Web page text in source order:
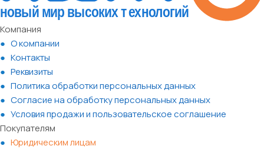
Компания
О компании
Контакты
Реквизиты
Политика обработки персональных данных
Согласие на обработку персональных данных
Условия продажи и пользовательское соглашение
Покупателям
Юридическим лицам